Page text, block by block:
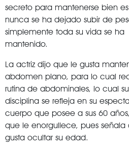
secreto para mantenerse bien
nunca se ha dejado subir de
simplemente toda su vida se ha
mantenido.
La actriz dijo que le gusta
abdomen plano, para lo cual
rutina de abdominales, lo cual su
disciplina se refleja en su
cuerpo que posee a sus 60
que le enorgullece, pues señala
gusta ocultar su edad.